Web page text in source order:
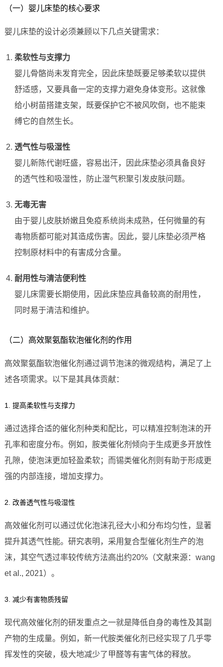
（一）婴儿床垫的核心要求
婴儿床垫的设计必须兼顾以下几点关键需求：
柔软性与支撑力
婴儿骨骼尚未发育完全，因此床垫既要足够柔软以提供
舒适感，又要具备一定的支撑力避免身体变形。这就像
给小树苗搭建支架，既要保护它不被风吹倒，也不能束
缚它的自然生长。
透气性与吸湿性
婴儿新陈代谢旺盛，容易出汗，因此床垫必须具备良好
的透气性和吸湿性，防止湿气积聚引发皮肤问题。
无毒无害
由于婴儿皮肤娇嫩且免疫系统尚未成熟，任何微量的有
毒物质都可能对其造成伤害。因此，婴儿床垫必须严格
控制原材料中的有害成分含量。
耐用性与清洁便利性
婴儿床需要长期使用，因此床垫应具备较高的耐用性，
同时易于清洁和维护。
（二）高效聚氨酯软泡催化剂的作用
高效聚氨酯软泡催化剂通过调节泡沫的微观结构，满足了上
述各项需求。以下是其具体贡献：
1. 提高柔软性与支撑力
通过选择合适的催化剂种类和配比，可以精准控制泡沫的开
孔率和密度分布。例如，胺类催化剂倾向于生成更多开放性
孔隙，使泡沫更加轻盈柔软；而锡类催化剂则有助于形成更
强的内部连接，增加支撑力。
2. 改善透气性与吸湿性
高效催化剂可以通过优化泡沫孔径大小和分布均匀性，显著
提升其透气性能。研究表明，采用复合型催化剂生产的泡
沫，其空气透过率较传统方法高出约20%（文献来源：wang
et al., 2021）。
3. 减少有害物质残留
现代高效催化剂的研发重点之一就是降低自身的毒性及其副
产物的生成量。例如，新一代胺类催化剂已经实现了几乎零
挥发性的突破，极大地减少了甲醛等有害气体的释放。